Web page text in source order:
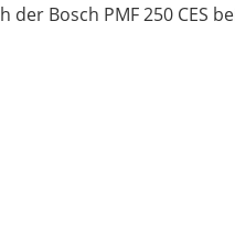
der Bosch PMF 250 CES